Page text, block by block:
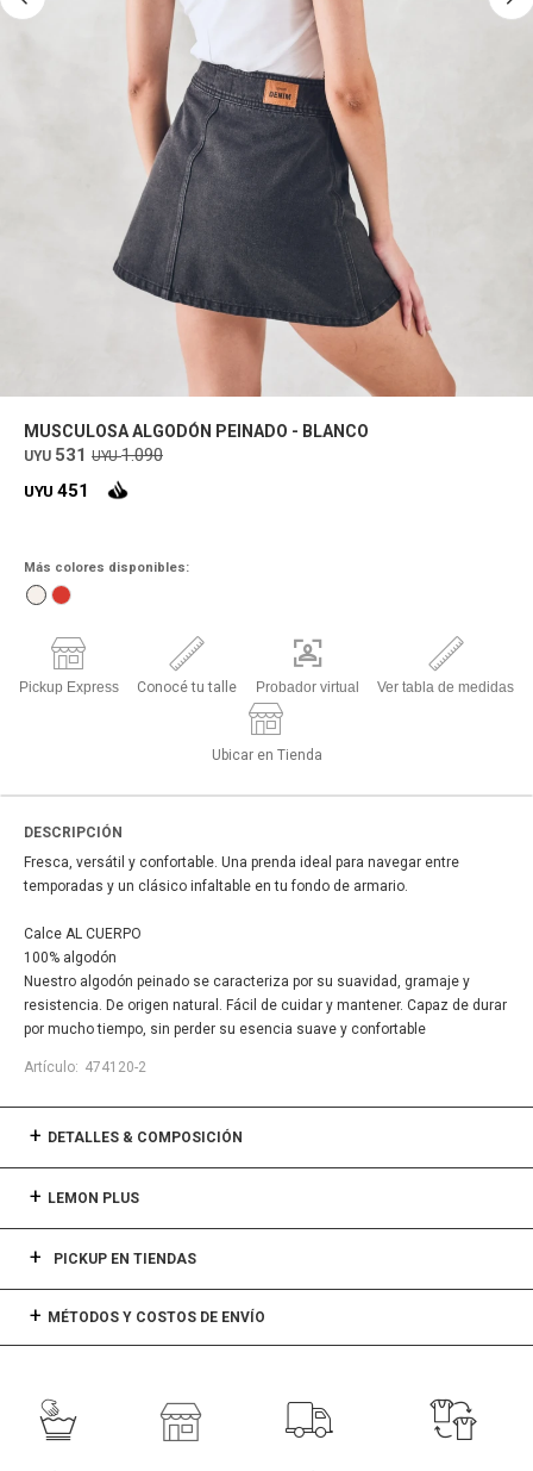
MUSCULOSA ALGODÓN PEINADO - BLANCO
UYU 531 UYU 1.090
UYU 451
Más colores disponibles:
Pickup Express Conocé tu talle Probador virtual Ver tabla de medidas
Ubicar en Tienda
DESCRIPCIÓN
Fresca, versátil y confortable. Una prenda ideal para navegar entre
temporadas y un clásico infaltable en tu fondo de armario.
Calce AL CUERPO
100% algodón
Nuestro algodón peinado se caracteriza por su suavidad, gramaje y
resistencia. De origen natural. Fácil de cuidar y mantener. Capaz de durar
por mucho tiempo, sin perder su esencia suave y confortable
474120-2
DETALLES & COMPOSICIÓN
LEMON PLUS
PICKUP EN TIENDAS
MÉTODOS Y COSTOS DE ENVÍO